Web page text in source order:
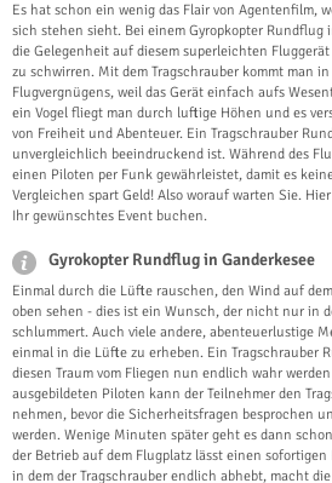
Es hat schon ein wenig das Flair von Agentenfilm,
sich stehen sieht. Bei einem Gyropkopter Rundflug
die Gelegenheit auf diesem superleichten
zu schwirren. Mit dem Tragschrauber kommt man
Flugvergnügens, weil das Gerät einfach aufs
ein Vogel fliegt man durch luftige Höhen und es
von Freiheit und Abenteuer. Ein Tragschrauber
unvergleichlich beeindruckend ist. Während des
einen Piloten per Funk gewährleistet, damit es
Vergleichen spart Geld! Also worauf warten Sie.
Ihr gewünschtes Event buchen.
Gyrokopter Rundflug in Ganderkesee
Einmal durch die Lüfte rauschen, den Wind auf
oben sehen - dies ist ein Wunsch, der nicht nur in
schlummert. Auch viele andere, abenteuerlustige
einmal in die Lüfte zu erheben. Ein Tragschrauber
diesen Traum vom Fliegen nun endlich wahr
ausgebildeten Piloten kann der Teilnehmer den
nehmen, bevor die Sicherheitsfragen besprochen
werden. Wenige Minuten später geht es dann
der Betrieb auf dem Flugplatz lässt einen
in dem der Tragschrauber endlich abhebt, macht